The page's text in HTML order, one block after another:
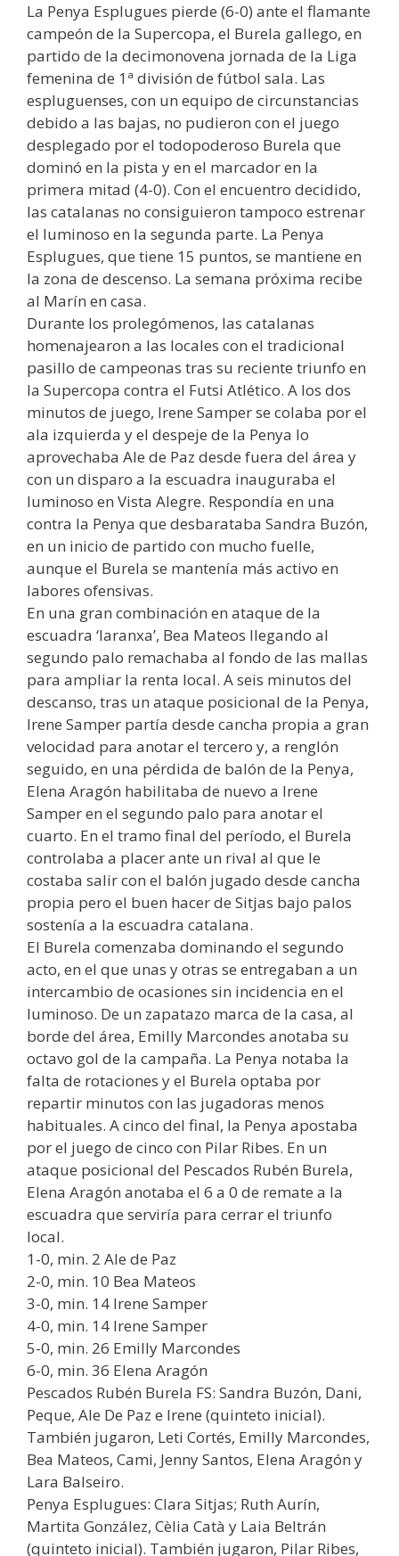
La Penya Esplugues pierde (6-0) ante el flamante
campeón de la Supercopa, el Burela gallego, en
partido de la decimonovena jornada de la Liga
femenina de 1ª división de fútbol sala. Las
espluguenses, con un equipo de circunstancias
debido a las bajas, no pudieron con el juego
desplegado por el todopoderoso Burela que
dominó en la pista y en el marcador en la
primera mitad (4-0). Con el encuentro decidido,
las catalanas no consiguieron tampoco estrenar
el luminoso en la segunda parte. La Penya
Esplugues, que tiene 15 puntos, se mantiene en
la zona de descenso. La semana próxima recibe
al Marín en casa.
Durante los prolegómenos, las catalanas
homenajearon a las locales con el tradicional
pasillo de campeonas tras su reciente triunfo en
la Supercopa contra el Futsi Atlético. A los dos
minutos de juego, Irene Samper se colaba por el
ala izquierda y el despeje de la Penya lo
aprovechaba Ale de Paz desde fuera del área y
con un disparo a la escuadra inauguraba el
luminoso en Vista Alegre. Respondía en una
contra la Penya que desbarataba Sandra Buzón,
en un inicio de partido con mucho fuelle,
aunque el Burela se mantenía más activo en
labores ofensivas.
En una gran combinación en ataque de la
escuadra ‘laranxa’, Bea Mateos llegando al
segundo palo remachaba al fondo de las mallas
para ampliar la renta local. A seis minutos del
descanso, tras un ataque posicional de la Penya,
Irene Samper partía desde cancha propia a gran
velocidad para anotar el tercero y, a renglón
seguido, en una pérdida de balón de la Penya,
Elena Aragón habilitaba de nuevo a Irene
Samper en el segundo palo para anotar el
cuarto. En el tramo final del período, el Burela
controlaba a placer ante un rival al que le
costaba salir con el balón jugado desde cancha
propia pero el buen hacer de Sitjas bajo palos
sostenía a la escuadra catalana.
El Burela comenzaba dominando el segundo
acto, en el que unas y otras se entregaban a un
intercambio de ocasiones sin incidencia en el
luminoso. De un zapatazo marca de la casa, al
borde del área, Emilly Marcondes anotaba su
octavo gol de la campaña. La Penya notaba la
falta de rotaciones y el Burela optaba por
repartir minutos con las jugadoras menos
habituales. A cinco del final, la Penya apostaba
por el juego de cinco con Pilar Ribes. En un
ataque posicional del Pescados Rubén Burela,
Elena Aragón anotaba el 6 a 0 de remate a la
escuadra que serviría para cerrar el triunfo
local.
1-0, min. 2 Ale de Paz
2-0, min. 10 Bea Mateos
3-0, min. 14 Irene Samper
4-0, min. 14 Irene Samper
5-0, min. 26 Emilly Marcondes
6-0, min. 36 Elena Aragón
Pescados Rubén Burela FS: Sandra Buzón, Dani,
Peque, Ale De Paz e Irene (quinteto inicial).
También jugaron, Leti Cortés, Emilly Marcondes,
Bea Mateos, Cami, Jenny Santos, Elena Aragón y
Lara Balseiro.
Penya Esplugues: Clara Sitjas; Ruth Aurín,
Martita González, Cèlia Catà y Laia Beltrán
(quinteto inicial). También jugaron, Pilar Ribes,